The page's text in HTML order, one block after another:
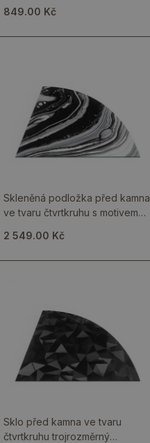
849.00 Kč
Skleněná podložka před kamna
ve tvaru čtvrtkruhu s motivem
2 549.00 Kč
Sklo před kamna ve tvaru
čtvrtkruhu trojrozměrný